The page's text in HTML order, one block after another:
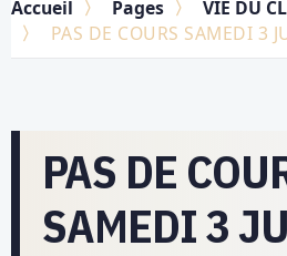
Accueil Pages VIE DU
PAS DE COURS SAMEDI 3
PAS DE
SAMEDI 3